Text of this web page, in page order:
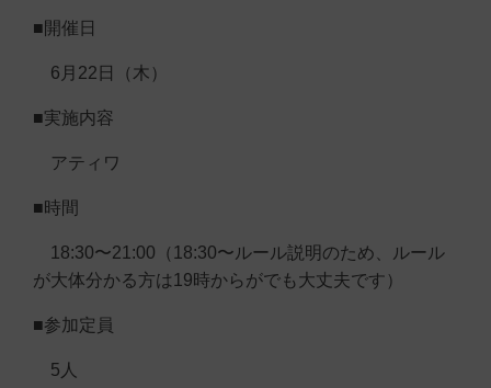
■開催日
6月22日（木）
■実施内容
アティワ
■時間
18:30〜21:00（18:30〜ルール説明のため、ルール
が大体分かる方は19時からがでも大丈夫です）
■参加定員
5人